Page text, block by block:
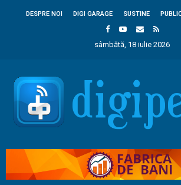
DESPRE NOI DIGI GARAGE SUSTINE
sâmbătă, 18 iulie 2026